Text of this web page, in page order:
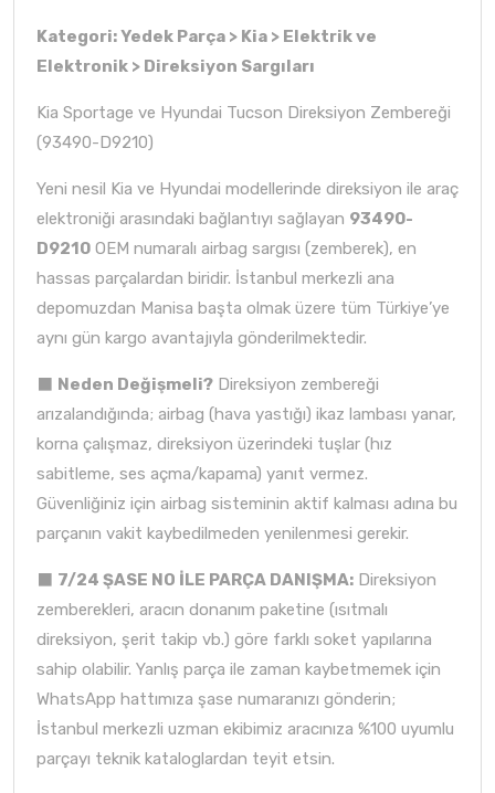
Kategori: Yedek Parça > Kia > Elektrik ve
Elektronik > Direksiyon Sargıları
Kia Sportage ve Hyundai Tucson Direksiyon Zembereği
(93490-D9210)
Yeni nesil Kia ve Hyundai modellerinde direksiyon ile araç
elektroniği arasındaki bağlantıyı sağlayan 93490-
D9210 OEM numaralı airbag sargısı (zemberek), en
hassas parçalardan biridir. İstanbul merkezli ana
depomuzdan Manisa başta olmak üzere tüm Türkiye’ye
aynı gün kargo avantajıyla gönderilmektedir.
⬛ Neden Değişmeli? Direksiyon zembereği
arızalandığında; airbag (hava yastığı) ikaz lambası yanar,
korna çalışmaz, direksiyon üzerindeki tuşlar (hız
sabitleme, ses açma/kapama) yanıt vermez.
Güvenliğiniz için airbag sisteminin aktif kalması adına bu
parçanın vakit kaybedilmeden yenilenmesi gerekir.
⬛ 7/24 ŞASE NO İLE PARÇA DANIŞMA: Direksiyon
zemberekleri, aracın donanım paketine (ısıtmalı
direksiyon, şerit takip vb.) göre farklı soket yapılarına
sahip olabilir. Yanlış parça ile zaman kaybetmemek için
WhatsApp hattımıza şase numaranızı gönderin;
İstanbul merkezli uzman ekibimiz aracınıza %100 uyumlu
parçayı teknik kataloglardan teyit etsin.